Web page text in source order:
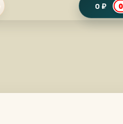
0 ₽